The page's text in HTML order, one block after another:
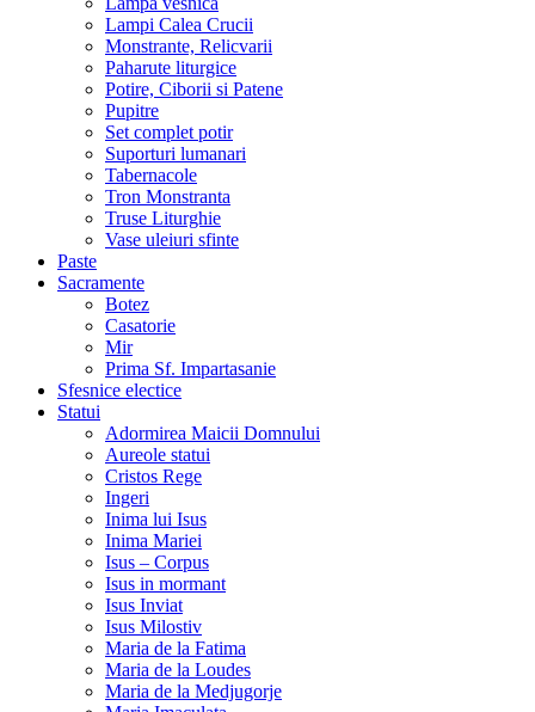
Lampi Calea Crucii
Monstrante, Relicvarii
Paharute liturgice
Potire, Ciborii si Patene
Pupitre
Set complet potir
Suporturi lumanari
Tabernacole
Tron Monstranta
Truse Liturghie
Vase uleiuri sfinte
Paste
Sacramente
Botez
Casatorie
Mir
Prima Sf. Impartasanie
Sfesnice electice
Statui
Adormirea Maicii Domnului
Aureole statui
Cristos Rege
Ingeri
Inima lui Isus
Inima Mariei
Isus – Corpus
Isus in mormant
Isus Inviat
Isus Milostiv
Maria de la Fatima
Maria de la Loudes
Maria de la Medjugorje